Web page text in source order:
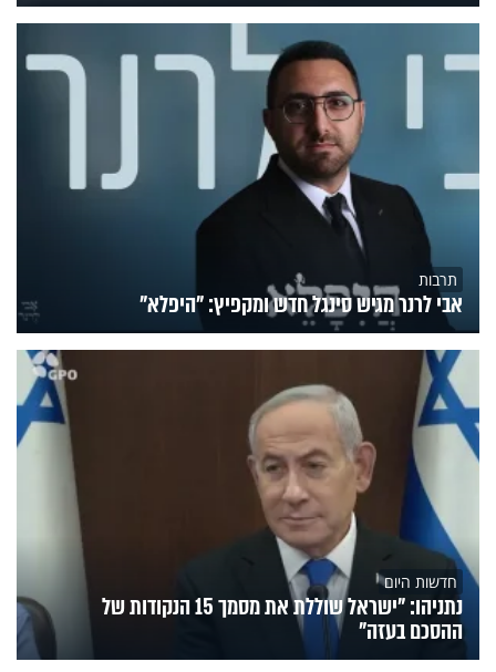
תרבות
אבי לרנר מגיש סינגל חדש ומקפיץ: "היפלא"
חדשות היום
נתניהו: "ישראל שוללת את מסמך 15 הנקודות של
ההסכם בעזה"